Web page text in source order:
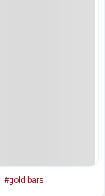
#gold bars